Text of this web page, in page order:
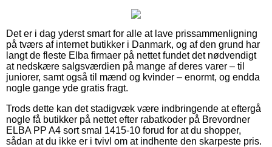
Det er i dag yderst smart for alle at lave prissammenligning
på tværs af internet butikker i Danmark, og af den grund har
langt de fleste Elba firmaer på nettet fundet det nødvendigt
at nedskære salgsværdien på mange af deres varer – til
juniorer, samt også til mænd og kvinder – enormt, og endda
nogle gange yde gratis fragt.
Trods dette kan det stadigvæk være indbringende at eftergå
nogle få butikker på nettet efter rabatkoder på Brevordner
ELBA PP A4 sort smal 1415-10 forud for at du shopper,
sådan at du ikke er i tvivl om at indhente den skarpeste pris.